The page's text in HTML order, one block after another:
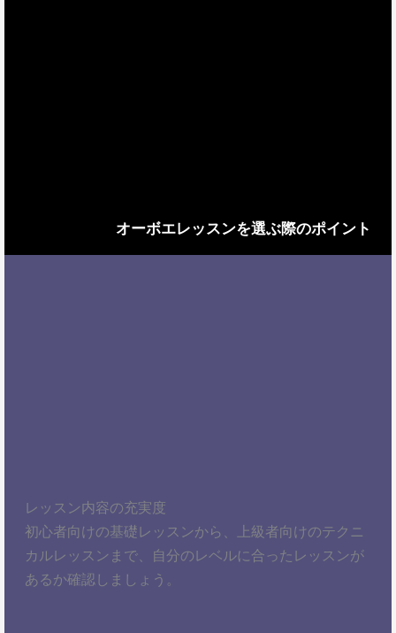
オーボエレッスンを選ぶ際のポイント
レッスン内容の充実度
初心者向けの基礎レッスンから、上級者向けのテクニ
カルレッスンまで、自分のレベルに合ったレッスンが
あるか確認しましょう。